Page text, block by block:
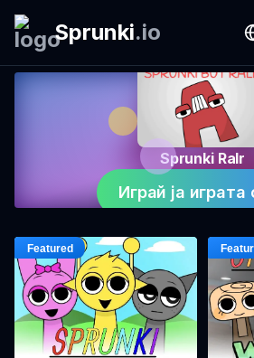
Sprunki.io
Sprunki Ralr
Играй ја играта